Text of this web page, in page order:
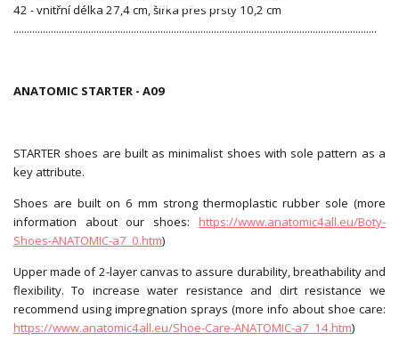
42 - vnitřní délka 27,4 cm, šířka přes prsty 10,2 cm
........................................................................................................................................
ANATOMIC STARTER - A09
STARTER shoes are built as minimalist shoes with sole pattern as a
key attribute.
Shoes are built on 6 mm strong thermoplastic rubber sole (more
information about our shoes: https://www.anatomic4all.eu/Boty-
Shoes-ANATOMIC-a7_0.htm)
Upper made of 2-layer canvas to assure durability, breathability and
flexibility. To increase water resistance and dirt resistance we
recommend using impregnation sprays (more info about shoe care:
https://www.anatomic4all.eu/Shoe-Care-ANATOMIC-a7_14.htm)